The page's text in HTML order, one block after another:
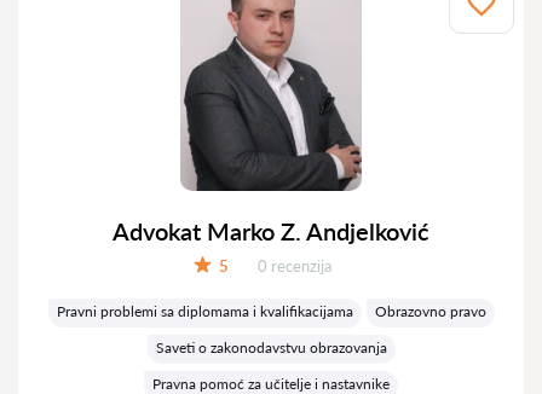
Advokat Marko Z. Andjelković
5 Recenzija:
0 recenzija
Pravni problemi sa diplomama i kvalifikacijama
Obrazovno pravo
Saveti o zakonodavstvu obrazovanja
Pravna pomoć za učitelje i nastavnike